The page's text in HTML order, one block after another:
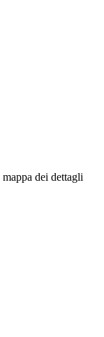
mappa dei dettagli